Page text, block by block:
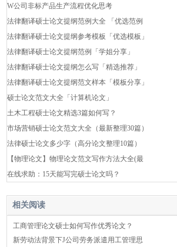
W公司非标产品生产流程优化思考
法律翻译硕士论文提纲范例大全 「优选范例
法律翻译硕士论文提纲参考模板「优选模板」
法律翻译硕士论文提纲范例「学姐分享」
法律翻译硕士论文提纲怎么写「精选推荐」
法律翻译硕士论文提纲范文样本「模板分享」
硕士论文范文大全「计算机论文」
土木工程硕士论文精选3篇如何写？
市场营销硕士论文范文大全（最新整理30篇）
法律硕士论文多少字（高分论文整理10篇）
【物理论文】物理论文范文写作方法大全(最
在线求助：15天能写完硕士论文吗？
相关阅读
工商管理论文硕士如何写作优秀论文？
新劳动法背景下J公司劳务派遣用工管理思